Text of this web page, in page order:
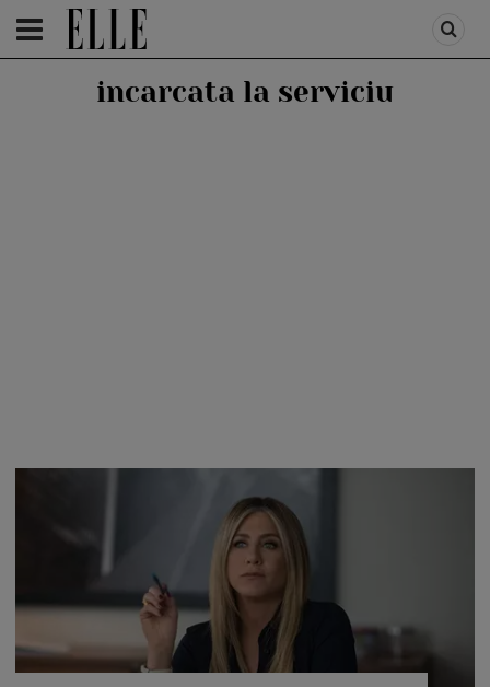
HOMEPAGE /LIFESTYLE
incarcata la serviciu